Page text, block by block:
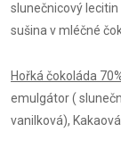
slunečnicový
sušina v mléčné
Hořká čokoláda
emulgátor (
vanilková),